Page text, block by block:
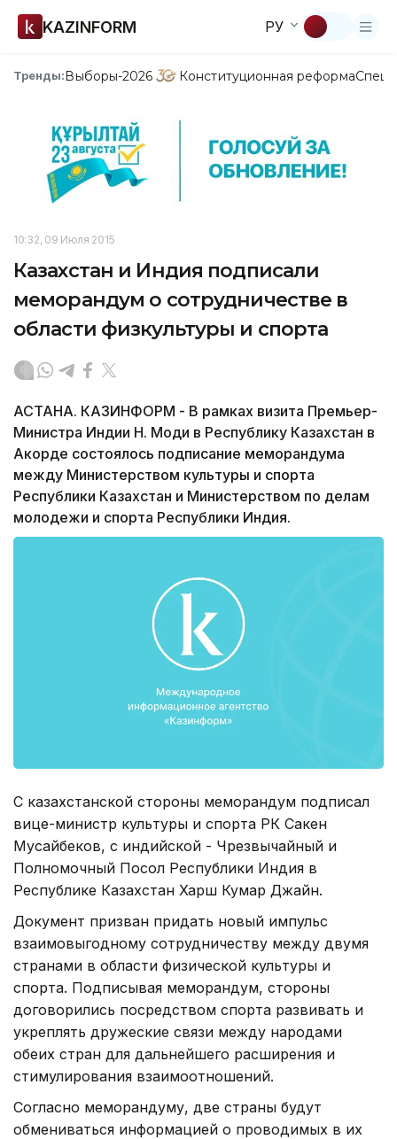
KAZINFORM РУ
Тренды:Выборы-2026 Конституционная реформа
10:32, 09 Июля 2015
Казахстан и Индия подписали
меморандум о сотрудничестве в
области физкультуры и спорта
АСТАНА. КАЗИНФОРМ - В рамках визита Премьер-
Министра Индии Н. Моди в Республику Казахстан в
Акорде состоялось подписание меморандума
между Министерством культуры и спорта
Республики Казахстан и Министерством по делам
молодежи и спорта Республики Индия.
С казахстанской стороны меморандум подписал
вице-министр культуры и спорта РК Сакен
Мусайбеков, с индийской - Чрезвычайный и
Полномочный Посол Республики Индия в
Республике Казахстан Харш Кумар Джайн.
Документ призван придать новый импульс
взаимовыгодному сотрудничеству между двумя
странами в области физической культуры и
спорта. Подписывая меморандум, стороны
договорились посредством спорта развивать и
укреплять дружеские связи между народами
обеих стран для дальнейшего расширения и
стимулирования взаимоотношений.
Согласно меморандуму, две страны будут
обмениваться информацией о проводимых в их